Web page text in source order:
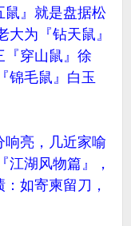
鼠』就是盘据松
为『钻天鼠』
『穿山鼠』徐
锦毛鼠』白玉
响亮，几近家喻
江湖风物篇』，
如寄柬留刀，